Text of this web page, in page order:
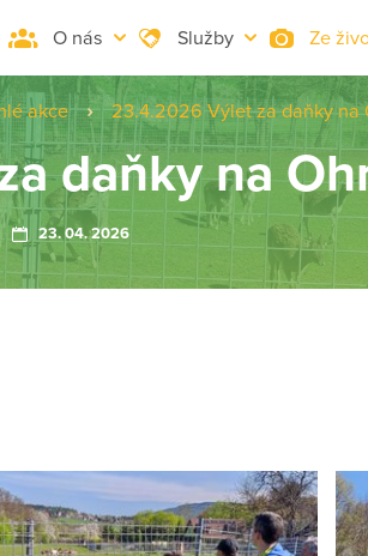
O nás Služby Ze
akce 23.4.2026 Výlet za daňky na
daňky na
23. 04. 2026